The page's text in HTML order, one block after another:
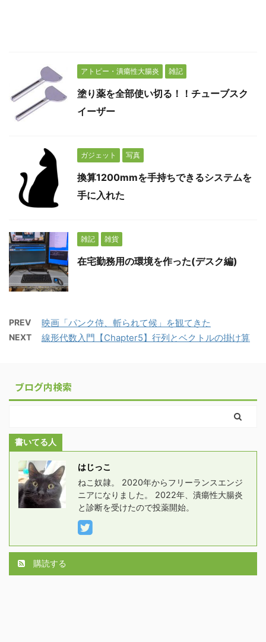
アトピー・潰瘍性大腸炎 雑記
塗り薬を全部使い切る！！チューブスク
イーザー
ガジェット 写真
換算1200mmを手持ちできるシステムを
手に入れた
雑記 雑貨
在宅勤務用の環境を作った(デスク編)
PREV 映画「パンク侍、斬られて候」を観てきた
NEXT 線形代数入門【Chapter5】行列とベクトルの掛け算
ブログ内検索
書いてる人
はじっこ
ねこ奴隷。 2020年からフリーランスエンジ
ニアになりました。 2022年、潰瘍性大腸炎
と診断を受けたので投薬開始。
購読する